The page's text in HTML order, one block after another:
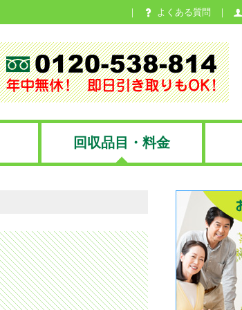
よくある質問
回収品目・料金